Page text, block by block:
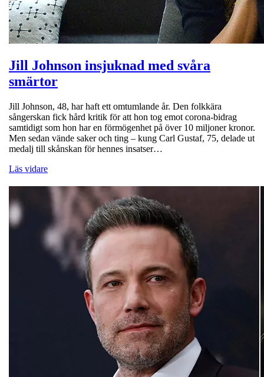
Jill Johnson insjuknad med svåra
smärtor
Jill Johnson, 48, har haft ett omtumlande år. Den folkkära
sångerskan fick hård kritik för att hon tog emot corona-bidrag
samtidigt som hon har en förmögenhet på över 10 miljoner kronor.
Men sedan vände saker och ting – kung Carl Gustaf, 75, delade ut
medalj till skånskan för hennes insatser…
Läs vidare